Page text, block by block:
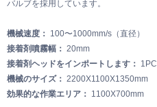
バルブを採用しています。
機械速度： 100〜1000mm/s（直径）
接着剤噴霧幅： 20mm
接着剤ヘッドをインポートします： 1PC
機械のサイズ： 2200X1100X1350mm
効果的な作業エリア： 1100X700mm